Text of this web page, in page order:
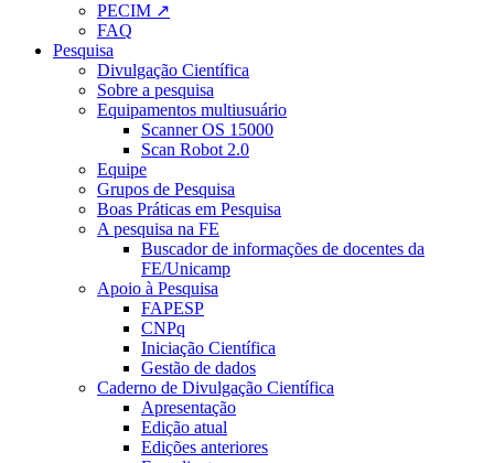
PECIM ↗
FAQ
Pesquisa
Divulgação Científica
Sobre a pesquisa
Equipamentos multiusuário
Scanner OS 15000
Scan Robot 2.0
Equipe
Grupos de Pesquisa
Boas Práticas em Pesquisa
A pesquisa na FE
Buscador de informações de docentes da
FE/Unicamp
Apoio à Pesquisa
FAPESP
CNPq
Iniciação Científica
Gestão de dados
Caderno de Divulgação Científica
Apresentação
Edição atual
Edições anteriores